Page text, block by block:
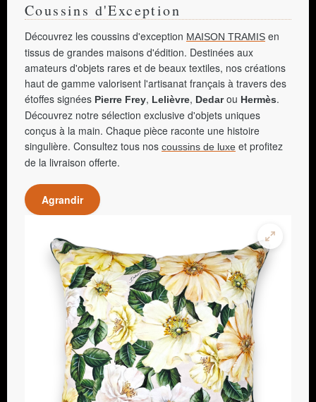
Coussins d'Exception
Découvrez les coussins d'exception MAISON TRAMIS en
tissus de grandes maisons d'édition. Destinées aux
amateurs d'objets rares et de beaux textiles, nos créations
haut de gamme valorisent l'artisanat français à travers des
étoffes signées Pierre Frey, Lelièvre, Dedarou Hermès.
Découvrez notre sélection exclusive d'objets uniques
conçus à la main. Chaque pièce raconte une histoire
singulière. Consultez tous nos coussins de luxe et profitez
de la livraison offerte.
Agrandir